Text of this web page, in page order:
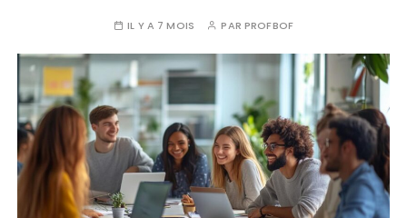
IL Y A 7 MOIS PAR PROFBOF